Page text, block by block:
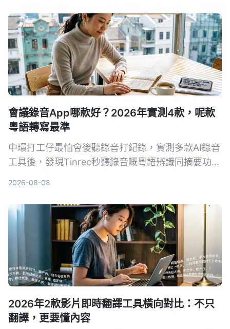
會議錄音App哪款好？2026年實測4款，呢款
粵語轉寫最準
中環打工仔最怕會後聽錄音打紀錄，實測多款AI錄音
工具後，發現Tinrec秒聽錄音嘅粵語辨識同摘要功能
2026-08-08
2026年2款影片即時翻譯工具橫向對比：不只
翻譯，更要懂內容